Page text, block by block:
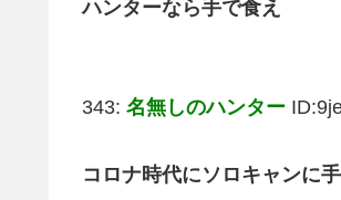
ハンターなら手で食え
343: 名無しのハンター
コロナ時代にソロキャンに